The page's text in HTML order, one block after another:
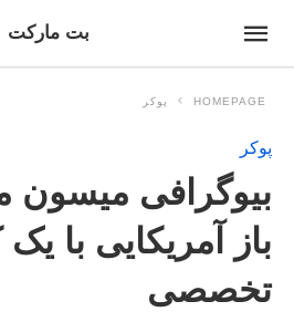
بت مارکت
HOMEPAGE پوکر
پوکر
بیوگرافی میسون
باز آمریکایی با
تخصصی